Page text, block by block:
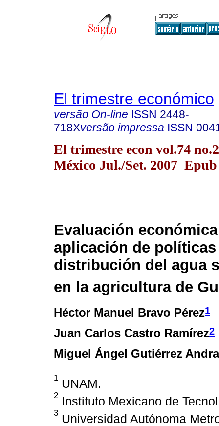
El trimestre económico
versão On-line ISSN 2448-
718Xversão impressa ISSN
El trimestre econ vol.74
México Jul./Set. 2007 Epub
Evaluación
aplicación de políticas
distribución del agua
en la agricultura de
Héctor Manuel Bravo Pérez1
Juan Carlos Castro Ramírez2
Miguel Ángel Gutiérrez
1 UNAM.
2 Instituto Mexicano de
3 Universidad Autónoma